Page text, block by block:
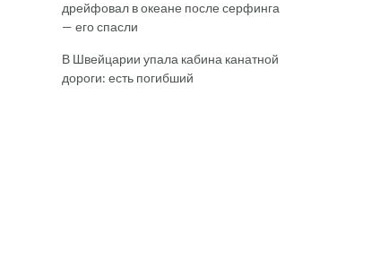
дрейфовал в океане после серфинга
— его спасли
В Швейцарии упала кабина канатной
дороги: есть погибший